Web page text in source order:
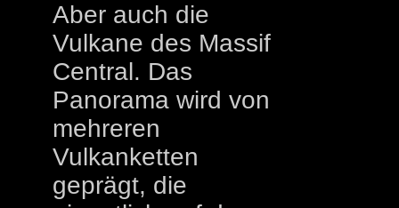
Aber auch die
Vulkane des Massif
Central. Das
Panorama wird von
mehreren
Vulkanketten
geprägt, die